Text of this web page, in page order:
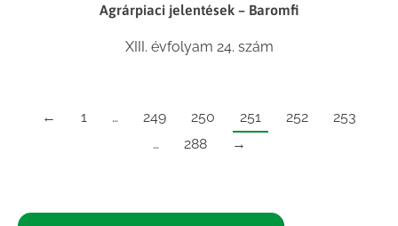
Agrárpiaci jelentések – Baromfi
XIII. évfolyam 24. szám
← 1 … 249 250 251 252
253
…
288 →